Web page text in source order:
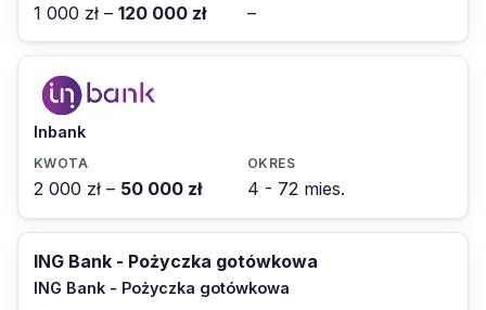
1 000 zł – 120 000 zł –
Inbank
2 000 zł – 50 000 zł 4 - 72 mies.
ING Bank - Pożyczka gotówkowa
ING Bank - Pożyczka gotówkowa